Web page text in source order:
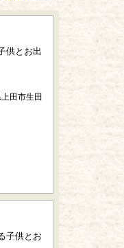
供とお出
田市生田
子供とお